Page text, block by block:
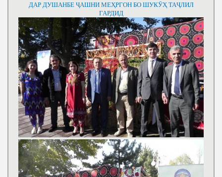
ДАР ДУШАНБЕ ҶАШНИ МЕҲРГОН БО ШУКӮҲ ТАҶЛИЛ
ГАРДИД